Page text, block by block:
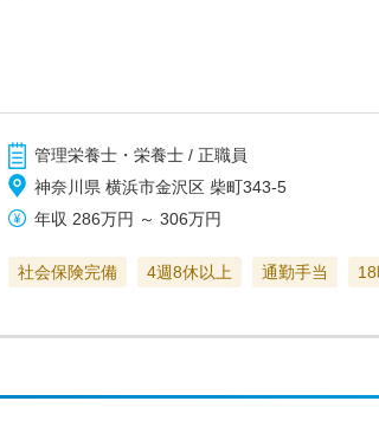
管理栄養士・栄養士 / 正職員
神奈川県 横浜市金沢区 柴町343-5
年収 286万円 ～306万円
社会保険完備 4週8休以上 通勤手当